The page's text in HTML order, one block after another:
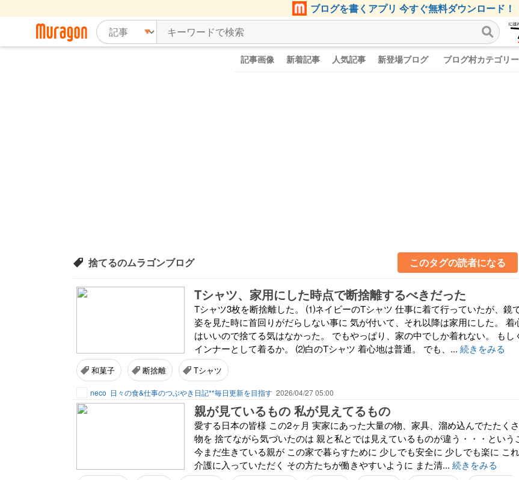
ブログを書くアプリ 今すぐ無料ダウンロード！
記事画像 新着記事 人気記事 新登場ブログ ブログ村カテゴリー
捨てるのムラゴンブログ このタグの読者になる
Tシャツ、家用にした時点で断捨離するべきだった
Tシャツ3枚を断捨離した。 ⑴ネイビーのTシャツ 仕事に着て行っていたが、鏡
姿を見た時に首回りがだらしない事に 気が付いて、それ以降は家用にした。 着
はいいので捨てる気はなかった。 でもやっぱり、家の中でしか着れない。 もし
インナーとして着るか。 ⑵白のTシャツ 着心地は普通。 でも、... 続きをみる
和菓子 断捨離 Tシャツ
neco 日々の食&仕事のつぶやき日記**毎日更新を目指す 2026/04/27 05:00
親が見ているもの 私が見えてるもの
愛する日本の皆様 この2ヶ月 実家にあった大量の物、家具、溜め込んでたたく
物を 捨てながら気づいたのは 親と私とでは見えているものが違う・・・という
今まだ生きている親が この家で暮らすために 少しでも安全に 少しでも楽に こ
介護に入っていただく その方たちが働きやすいように また清... 続きをみる